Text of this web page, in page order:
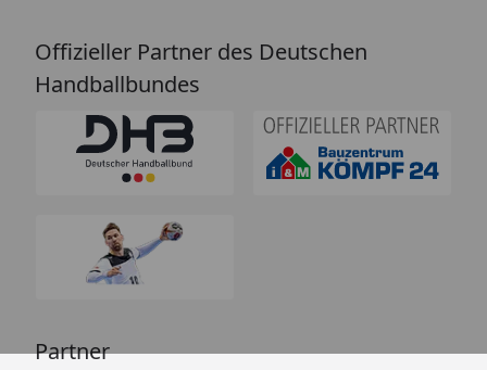
Offizieller Partner des Deutschen
Handballbundes
Partner